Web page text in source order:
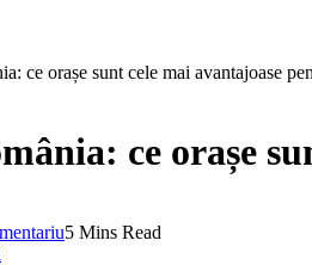
ce orașe sunt cele mai avantajoase
ce orașe
5 Mins Read